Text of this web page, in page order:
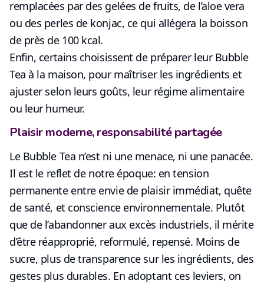
remplacées par des gelées de fruits, de l’aloe vera
ou des perles de konjac, ce qui allégera la boisson
de près de 100 kcal.
Enfin, certains choisissent de préparer leur Bubble
Tea à la maison, pour maîtriser les ingrédients et
ajuster selon leurs goûts, leur régime alimentaire
ou leur humeur.
Plaisir moderne, responsabilité partagée
Le Bubble Tea n’est ni une menace, ni une panacée.
Il est le reflet de notre époque: en tension
permanente entre envie de plaisir immédiat, quête
de santé, et conscience environnementale. Plutôt
que de l’abandonner aux excès industriels, il mérite
d’être réapproprié, reformulé, repensé. Moins de
sucre, plus de transparence sur les ingrédients, des
gestes plus durables. En adoptant ces leviers, on